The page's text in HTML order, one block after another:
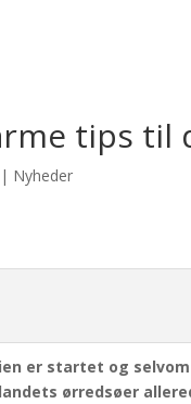
tips til
| Nyheder
er startet og
ørredsøer